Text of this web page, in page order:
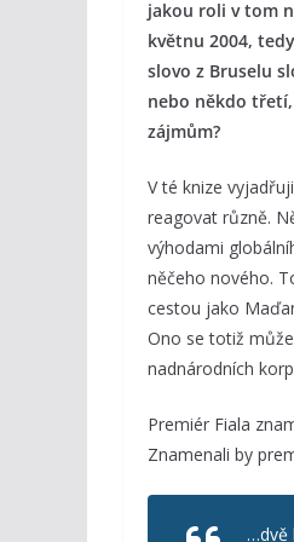
jakou roli v tom
květnu 2004,
slovo z Bruselu
nebo někdo
zájmům?
V té knize
reagovat různě.
výhodami
něčeho nového.
cestou jako
Ono se totiž
nadnárodních
Premiér Fiala
Znamenali by
…dvě